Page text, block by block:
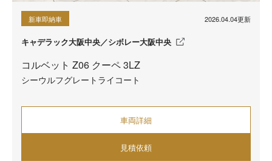
新車即納車 2026.04.04更新
キャデラック大阪中央／シボレー大阪中央
コルベット Z06 クーペ 3LZ
シーウルフグレートライコート
車両詳細
見積依頼